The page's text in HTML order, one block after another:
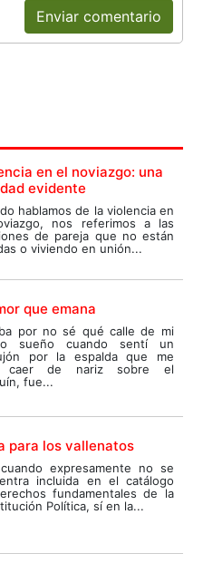
Enviar comentario
en el noviazgo: una
evidente
hablamos de la violencia en
nos referimos a las
de pareja que no están
o viviendo en unión...
que emana
por no sé qué calle de mi
sueño cuando sentí un
por la espalda que me
caer de nariz sobre el
fue...
para los vallenatos
expresamente no se
incluida en el catálogo
fundamentales de la
Política, sí en la...